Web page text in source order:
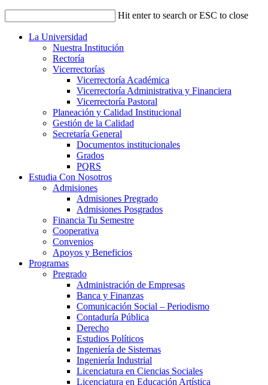
Hit enter to search or ESC to close
La Universidad
Nuestra Institución
Rectoría
Vicerrectorías
Vicerrectoría Académica
Vicerrectoría Administrativa y Financiera
Vicerrectoría Pastoral
Planeación y Calidad Institucional
Gestión de la Calidad
Secretaría General
Documentos institucionales
Grados
PQRS
Estudia Con Nosotros
Admisiones
Admisiones Pregrado
Admisiones Posgrados
Financia Tu Semestre
Cooperativa
Convenios
Apoyos y Beneficios
Programas
Pregrado
Administración de Empresas
Banca y Finanzas
Comunicación Social – Periodismo
Contaduría Pública
Derecho
Estudios Políticos
Ingeniería de Sistemas
Ingeniería Industrial
Licenciatura en Ciencias Sociales
Licenciatura en Educación Artística